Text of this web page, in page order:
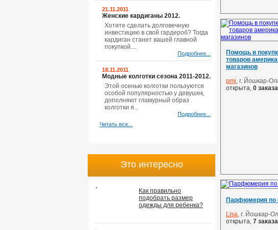
Помощь в
товаров
магазинов
pmi, г. Йошкар-
открыта, 0
Парфюмерия по
Lisa, г. Йошкар-
открыта, 7
21.11.2011
Женские кардиганы 2012.
Хотите сделать долговечную
инвестицию в свой гардероб? Тогда
кардиган станет вашей главной
покупкой....
Подробнее...
18.11.2011
Модные колготки сезона 2011-2012.
Этой осенью колготки пользуются
особой популярностью у девушек,
дополняют гламурный образ
колготки я...
Подробнее...
Читать все...
Это интересно
Как правильно
подобрать размер
одежды для ребенка?